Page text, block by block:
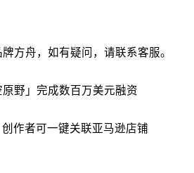
方舟，如有疑问，请联系客服。
野」完成数百万美元融资
作者可一键关联亚马逊店铺